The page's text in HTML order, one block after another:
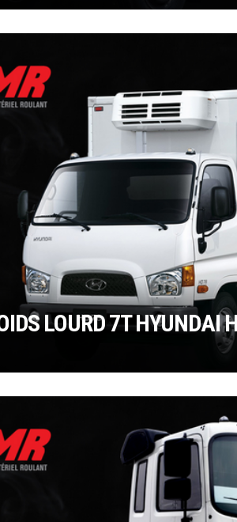
LOURD 7T HYUNDAI